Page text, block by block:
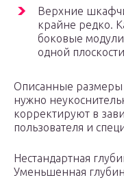
Верхние
крайне редко.
боковые
одной
Описанные размеры
нужно
корректируют в
пользователя и
Нестандартная
Уменьшенная